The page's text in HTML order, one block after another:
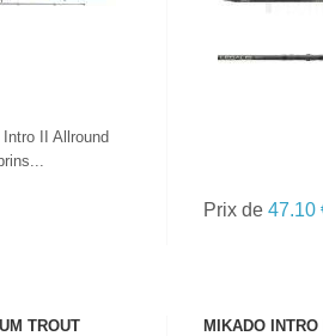
II Allround
Prix de 47.10
TROUT
MIKADO